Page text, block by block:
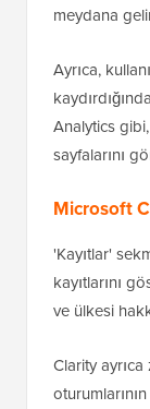
meydana
Ayrıca,
Analytics
sayfalarını
Microsoft
'Kayıtlar'
kayıtlarını
ve ülkesi
Clarity ayrıca